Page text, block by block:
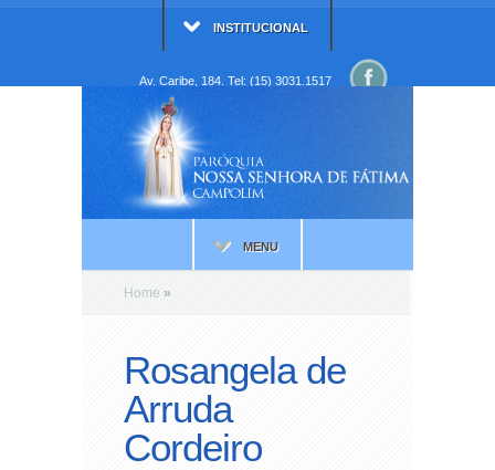
INSTITUCIONAL
Av. Caribe, 184. Tel: (15) 3031.1517
MENU
Home »
Rosangela de
Arruda
Cordeiro